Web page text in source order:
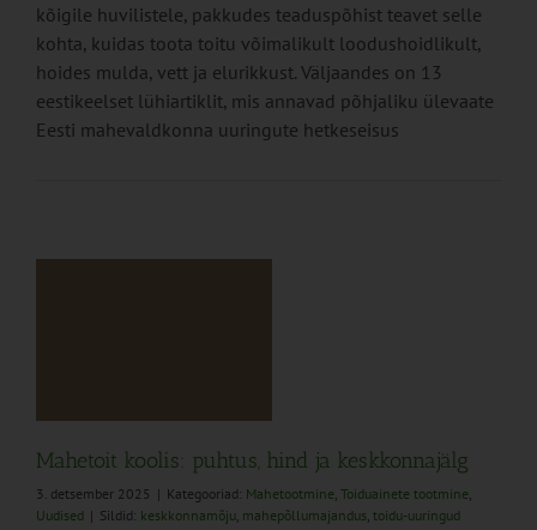
kõigile huvilistele, pakkudes teaduspõhist teavet selle
kohta, kuidas toota toitu võimalikult loodushoidlikult,
hoides mulda, vett ja elurikkust. Väljaandes on 13
eestikeelset lühiartiklit, mis annavad põhjaliku ülevaate
Eesti mahevaldkonna uuringute hetkeseisus
Mahetoit koolis: puhtus, hind ja keskkonnajälg
3. detsember 2025 | Kategooriad: Mahetootmine, Toiduainete tootmine,
Uudised | Sildid: keskkonnamõju, mahepõllumajandus, toidu-uuringud